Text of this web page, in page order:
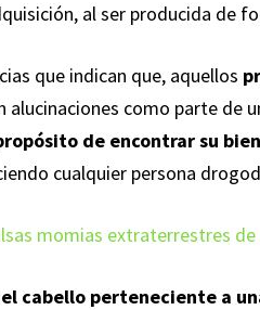
al ser producida de
que indican que, aquellos
alucinaciones como parte de
de encontrar su
cualquier persona
momias extraterrestres de
cabello perteneciente a